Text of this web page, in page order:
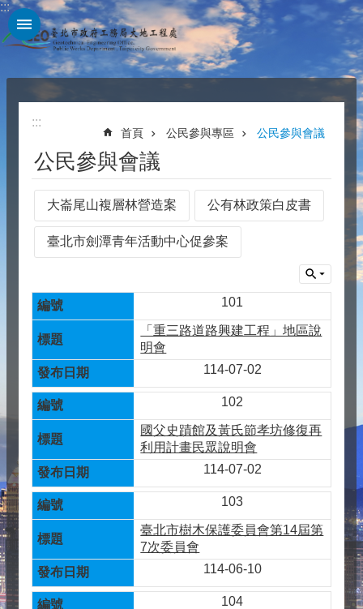
跳到主要內容區塊
:::
:::
首頁 公民參與專區 公民參與會議
公民參與會議
大崙尾山複層林營造案 公有林政策白皮書
臺北市劍潭青年活動中心促參案
101
「重三路道路興建工程」地區說
明會
114-07-02
102
國父史蹟館及黃氏節孝坊修復再
利用計畫民眾說明會
114-07-02
103
臺北市樹木保護委員會第14屆第
7次委員會
114-06-10
104